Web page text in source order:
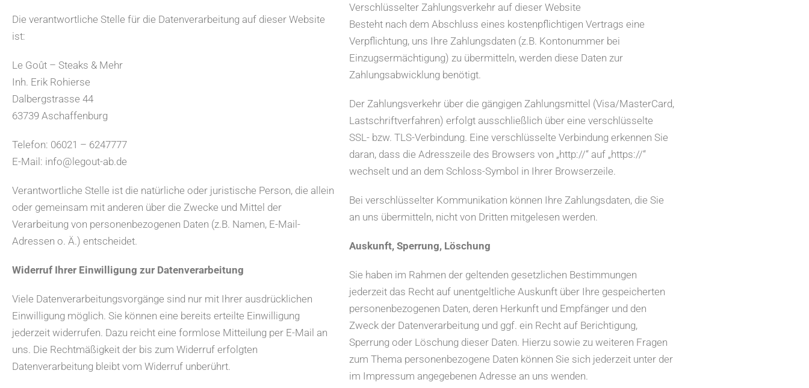
Die verantwortliche Stelle für die Datenverarbeitung auf dieser Website
ist:
Le Goût – Steaks & Mehr
Inh. Erik Rohierse
Dalbergstrasse 44
63739 Aschaffenburg
Telefon: 06021 – 6247777
E-Mail: info@legout-ab.de
Verantwortliche Stelle ist die natürliche oder juristische Person, die allein
oder gemeinsam mit anderen über die Zwecke und Mittel der
Verarbeitung von personenbezogenen Daten (z.B. Namen, E-Mail-
Adressen o. Ä.) entscheidet.
Widerruf Ihrer Einwilligung zur Datenverarbeitung
Viele Datenverarbeitungsvorgänge sind nur mit Ihrer ausdrücklichen
Einwilligung möglich. Sie können eine bereits erteilte Einwilligung
jederzeit widerrufen. Dazu reicht eine formlose Mitteilung per E-Mail an
uns. Die Rechtmäßigkeit der bis zum Widerruf erfolgten
Datenverarbeitung bleibt vom Widerruf unberührt.
Verschlüsselter Zahlungsverkehr auf dieser Website
Besteht nach dem Abschluss eines kostenpflichtigen Vertrags eine
Verpflichtung, uns Ihre Zahlungsdaten (z.B. Kontonummer bei
Einzugsermächtigung) zu übermitteln, werden diese Daten zur
Zahlungsabwicklung benötigt.
Der Zahlungsverkehr über die gängigen Zahlungsmittel (Visa/MasterCard,
Lastschriftverfahren) erfolgt ausschließlich über eine verschlüsselte
SSL- bzw. TLS-Verbindung. Eine verschlüsselte Verbindung erkennen Sie
daran, dass die Adresszeile des Browsers von „http://“ auf „https://“
wechselt und an dem Schloss-Symbol in Ihrer Browserzeile.
Bei verschlüsselter Kommunikation können Ihre Zahlungsdaten, die Sie
an uns übermitteln, nicht von Dritten mitgelesen werden.
Auskunft, Sperrung, Löschung
Sie haben im Rahmen der geltenden gesetzlichen Bestimmungen
jederzeit das Recht auf unentgeltliche Auskunft über Ihre gespeicherten
personenbezogenen Daten, deren Herkunft und Empfänger und den
Zweck der Datenverarbeitung und ggf. ein Recht auf Berichtigung,
Sperrung oder Löschung dieser Daten. Hierzu sowie zu weiteren Fragen
zum Thema personenbezogene Daten können Sie sich jederzeit unter der
im Impressum angegebenen Adresse an uns wenden.